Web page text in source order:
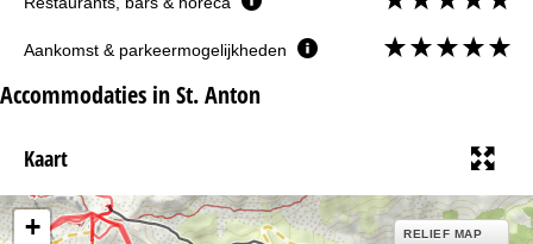
Aankomst & parkeermogelijkheden
Accommodaties in St. Anton
Kaart
+ RELIEF MAP